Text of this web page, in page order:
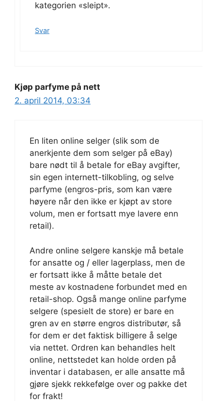
kategorien «sleipt».
Svar
Kjøp parfyme på nett
2. april 2014, 03:34
En liten online selger (slik som de
anerkjente dem som selger på eBay)
bare nødt til å betale for eBay avgifter,
sin egen internett-tilkobling, og selve
parfyme (engros-pris, som kan være
høyere når den ikke er kjøpt av store
volum, men er fortsatt mye lavere enn
retail).
Andre online selgere kanskje må betale
for ansatte og / eller lagerplass, men de
er fortsatt ikke å måtte betale det
meste av kostnadene forbundet med en
retail-shop. Også mange online parfyme
selgere (spesielt de store) er bare en
gren av en større engros distributør, så
for dem er det faktisk billigere å selge
via nettet. Ordren kan behandles helt
online, nettstedet kan holde orden på
inventar i databasen, er alle ansatte må
gjøre sjekk rekkefølge over og pakke det
for frakt!